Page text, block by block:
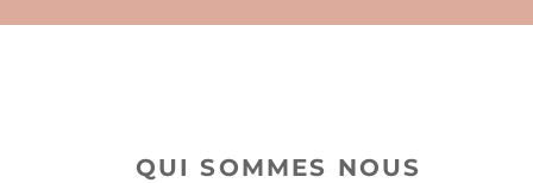
QUI SOMMES NOUS